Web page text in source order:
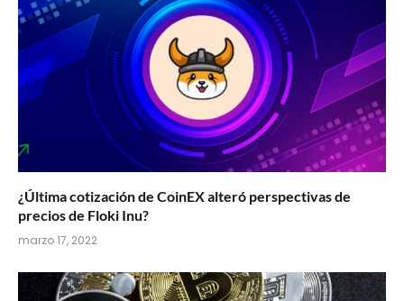
¿Última cotización de CoinEX alteró perspectivas de
precios de Floki Inu?
marzo 17, 2022